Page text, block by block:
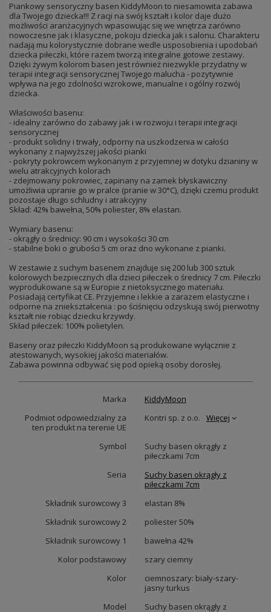
Piankowy sensoryczny basen KiddyMoon to niesamowita zabawa
dla Twojego dziecka!!! Z racji na swój kształt i kolor daje dużo
możliwości aranżacyjnych wpasowując się we wnętrza zarówno
nowoczesne jak i klasyczne, pokoju dziecka jak i salonu. Charakteru
nadają mu kolorystycznie dobrane wedle usposobienia i upodobań
dziecka piłeczki, które razem tworzą integralne gotowe zestawy.
Dzięki żywym kolorom basen jest również niezwykle przydatny w
terapii integracji sensorycznej Twojego malucha - pozytywnie
wpływa na jego zdolności wzrokowe, manualne i ogólny rozwój
dziecka.
Właściwości basenu:
- idealny zarówno do zabawy jak i w rozwoju i terapii integracji
sensorycznej
- produkt solidny i trwały, odporny na uszkodzenia w całości
wykonany z najwyższej jakości pianki
- pokryty pokrowcem wykonanym z przyjemnej w dotyku dzianiny w
wielu atrakcyjnych kolorach
- zdejmowany pokrowiec, zapinany na zamek błyskawiczny
umożliwia upranie go w pralce (pranie w 30°C), dzięki czemu produkt
pozostaje długo schludny i atrakcyjny
Skład: 42% bawełna, 50% poliester, 8% elastan.
Wymiary basenu:
- okrągły o średnicy: 90 cm i wysokości 30 cm
- stabilne boki o grubości 5 cm oraz dno wykonane z pianki.
W zestawie z suchym basenem znajduje się 200 lub 300 sztuk
kolorowych bezpiecznych dla dzieci piłeczek o średnicy 7 cm. Piłeczki
wyprodukowane są w Europie z nietoksycznego materiału.
Posiadają certyfikat CE. Przyjemne i lekkie a zarazem elastyczne i
odporne na zniekształcenia : po ściśnięciu odzyskują swój pierwotny
kształt nie robiąc dziecku krzywdy.
Skład piłeczek: 100% polietylen.
Baseny oraz piłeczki KiddyMoon są produkowane wyłącznie z
atestowanych, wysokiej jakości materiałów.
Zabawa powinna odbywać się pod opieką osoby dorosłej.
Marka
KiddyMoon
Podmiot odpowiedzialny za
ten produkt na terenie UE
Kontri sp. z o.o. Więcej
Symbol
Suchy basen okrągły z
piłeczkami 7cm
Seria
Suchy basen okrągły z
piłeczkami 7cm
Składnik surowcowy 3
elastan 8%
Składnik surowcowy 2
poliester 50%
Składnik surowcowy 1
bawełna 42%
Kolor podstawowy
szary ciemny
Kolor
ciemnoszary: biały-szary-
jasny turkus
Model
Suchy basen okrągły z